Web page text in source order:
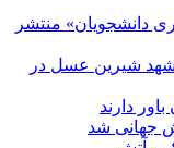
دانشجویان» منتشر
شهد شیرین عسل‌ در
دارند
جهانی شد